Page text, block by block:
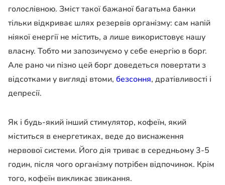
голослівною. Зміст такої бажаної багатьма банки
тільки відкриває шлях резервів організму: сам напій
ніякої енергії не містить, а лише використовує нашу
власну. Тобто ми запозичуємо у себе енергію в борг.
Але рано чи пізно цей борг доведеться повертати з
відсотками у вигляді втоми, безсоння, дратівливості і
депресії.
Як і будь-який інший стимулятор, кофеїн, який
міститься в енергетиках, веде до виснаження
нервової системи. Його дія триває в середньому 3-5
годин, після чого організму потрібен відпочинок. Крім
того, кофеїн викликає звикання.